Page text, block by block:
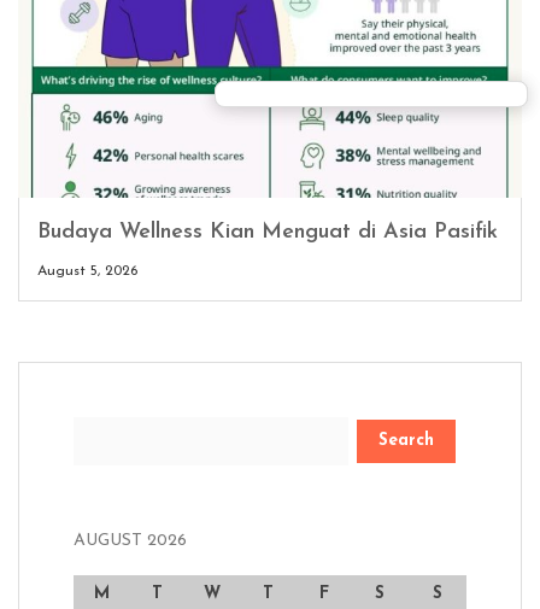
Budaya Wellness Kian Menguat di Asia Pasifik
August 5, 2026
AUGUST 2026
M T W T F S S